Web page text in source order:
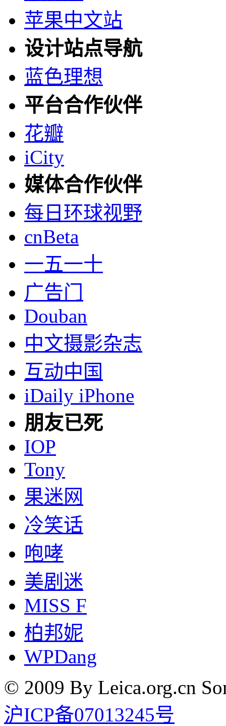
苹果中文站
设计站点导航
蓝色理想
平台合作伙伴
花瓣
iCity
媒体合作伙伴
每日环球视野
cnBeta
一五一十
广告门
Douban
中文摄影杂志
互动中国
iDaily iPhone
朋友已死
IOP
Tony
果迷网
冷笑话
咆哮
美剧迷
MISS F
柏邦妮
WPDang
© 2009 By Leica.org.cn
沪ICP备07013245号